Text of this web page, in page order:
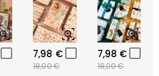
7,98 €
18,00 €
7,98 €
18,00 €